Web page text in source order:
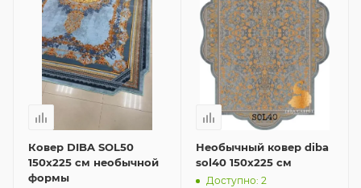
Ковер DIBA SOL50
150x225 см необычной
формы
Необычный ковер diba
sol40 150x225 см
Доступно: 2